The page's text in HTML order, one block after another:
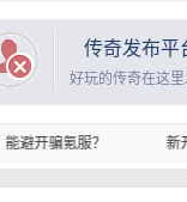
传奇发布平
好玩的传奇在这里
新开大数值暗黑24